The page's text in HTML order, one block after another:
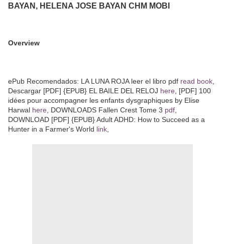
BAYAN, HELENA JOSE BAYAN CHM MOBI
Overview
ePub Recomendados: LA LUNA ROJA leer el libro pdf read book
Descargar [PDF] {EPUB} EL BAILE DEL RELOJ here , [PDF] 100
idées pour accompagner les enfants dysgraphiques by Elise
Harwal here , DOWNLOADS Fallen Crest Tome 3 pdf
DOWNLOAD [PDF] {EPUB} Adult ADHD: How to Succeed as a
Hunter in a Farmer's World link